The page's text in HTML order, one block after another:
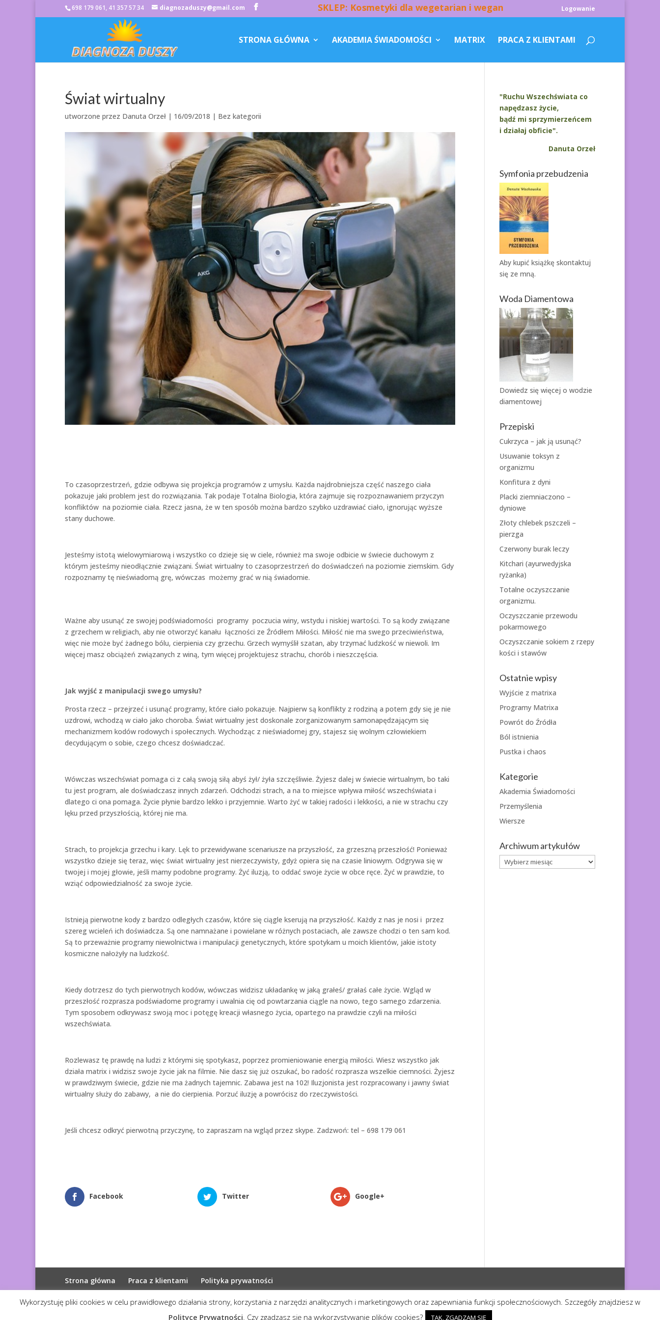
698 179 061, 41 357 57 34 diagnozaduszy@gmail.com SKLEP: Kosmetyki dla wegetarian i wegan Logowanie
STRONA GŁÓWNA AKADEMIA ŚWIADOMOŚCI MATRIX PRACA Z KLIENTAMI
Świat wirtualny
utworzone przez Danuta Orzeł | 16/09/2018 | Bez kategorii
To czasoprzestrzeń, gdzie odbywa się projekcja programów z umysłu. Każda najdrobniejsza część naszego ciała
pokazuje jaki problem jest do rozwiązania. Tak podaje Totalna Biologia, która zajmuje się rozpoznawaniem przyczyn
konfliktów na poziomie ciała. Rzecz jasna, że w ten sposób można bardzo szybko uzdrawiać ciało, ignorując wyższe
stany duchowe.
Jesteśmy istotą wielowymiarową i wszystko co dzieje się w ciele, również ma swoje odbicie w świecie duchowym z
którym jesteśmy nieodłącznie związani. Świat wirtualny to czasoprzestrzeń do doświadczeń na poziomie ziemskim. Gdy
rozpoznamy tę nieświadomą grę, wówczas możemy grać w nią świadomie.
Ważne aby usunąć ze swojej podświadomości programy poczucia winy, wstydu i niskiej wartości. To są kody związane
z grzechem w religiach, aby nie otworzyć kanału łączności ze Źródłem Miłości. Miłość nie ma swego przeciwieństwa,
więc nie może być żadnego bólu, cierpienia czy grzechu. Grzech wymyślił szatan, aby trzymać ludzkość w niewoli. Im
więcej masz obciążeń związanych z winą, tym więcej projektujesz strachu, chorób i nieszczęścia.
Jak wyjść z manipulacji swego umysłu?
Prosta rzecz – przejrzeć i usunąć programy, które ciało pokazuje. Najpierw są konflikty z rodziną a potem gdy się je nie
uzdrowi, wchodzą w ciało jako choroba. Świat wirtualny jest doskonale zorganizowanym samonapędzającym się
mechanizmem kodów rodowych i społecznych. Wychodząc z nieświadomej gry, stajesz się wolnym człowiekiem
decydującym o sobie, czego chcesz doświadczać.
Wówczas wszechświat pomaga ci z całą swoją siłą abyś żył/ żyła szczęśliwie. Żyjesz dalej w świecie wirtualnym, bo taki
tu jest program, ale doświadczasz innych zdarzeń. Odchodzi strach, a na to miejsce wpływa miłość wszechświata i
dlatego ci ona pomaga. Życie płynie bardzo lekko i przyjemnie. Warto żyć w takiej radości i lekkości, a nie w strachu czy
lęku przed przyszłością, której nie ma.
Strach, to projekcja grzechu i kary. Lęk to przewidywane scenariusze na przyszłość, za grzeszną przeszłość! Ponieważ
wszystko dzieje się teraz, więc świat wirtualny jest nierzeczywisty, gdyż opiera się na czasie liniowym. Odgrywa się w
twojej i mojej głowie, jeśli mamy podobne programy. Żyć iluzją, to oddać swoje życie w obce ręce. Żyć w prawdzie, to
wziąć odpowiedzialność za swoje życie.
Istnieją pierwotne kody z bardzo odległych czasów, które się ciągle kserują na przyszłość. Każdy z nas je nosi i przez
szereg wcieleń ich doświadcza. Są one namnażane i powielane w różnych postaciach, ale zawsze chodzi o ten sam kod.
Są to przeważnie programy niewolnictwa i manipulacji genetycznych, które spotykam u moich klientów, jakie istoty
kosmiczne nałożyły na ludzkość.
Kiedy dotrzesz do tych pierwotnych kodów, wówczas widzisz układankę w jaką grałeś/ grałaś całe życie. Wgląd w
przeszłość rozprasza podświadome programy i uwalnia cię od powtarzania ciągle na nowo, tego samego zdarzenia.
Tym sposobem odkrywasz swoją moc i potęgę kreacji własnego życia, opartego na prawdzie czyli na miłości
wszechświata.
Rozlewasz tę prawdę na ludzi z którymi się spotykasz, poprzez promieniowanie energią miłości. Wiesz wszystko jak
działa matrix i widzisz swoje życie jak na filmie. Nie dasz się już oszukać, bo radość rozprasza wszelkie ciemności. Żyjesz
w prawdziwym świecie, gdzie nie ma żadnych tajemnic. Zabawa jest na 102! Iluzjonista jest rozpracowany i jawny świat
wirtualny służy do zabawy, a nie do cierpienia. Porzuć iluzję a powrócisz do rzeczywistości.
Jeśli chcesz odkryć pierwotną przyczynę, to zapraszam na wgląd przez skype. Zadzwoń: tel – 698 179 061
Facebook Twitter Google+
"Ruchu Wszechświata co
napędzasz życie,
bądź mi sprzymierzeńcem
i działaj obficie".
Danuta Orzeł
Symfonia przebudzenia
Aby kupić książkę skontaktuj
się ze mną.
Woda Diamentowa
Dowiedz się więcej o wodzie
diamentowej
Przepiski
Cukrzyca – jak ją usunąć?
Usuwanie toksyn z
organizmu
Konfitura z dyni
Placki ziemniaczono –
dyniowe
Złoty chlebek pszczeli –
pierzga
Czerwony burak leczy
Kitchari (ayurwedyjska
ryżanka)
Totalne oczyszczanie
organizmu.
Oczyszczanie przewodu
pokarmowego
Oczyszczanie sokiem z rzepy
kości i stawów
Ostatnie wpisy
Wyjście z matrixa
Programy Matrixa
Powrót do Źródła
Ból istnienia
Pustka i chaos
Kategorie
Akademia Świadomości
Przemyślenia
Wiersze
Archiwum artykułów
Archiwum
artykułów
Strona główna Praca z klientami Polityka prywatności
© 2026Diagnoza Duszy| Kopiowanie zabronione
Serwis4U - Narzędzia dla eMarketera
Wykorzystuję pliki cookies w celu prawidłowego działania strony, korzystania z narzędzi analitycznych i marketingowych oraz zapewniania funkcji społecznościowych. Szczegóły znajdziesz w
Polityce Prywatności. Czy zgadzasz się na wykorzystywanie plików cookies? TAK, ZGADZAM SIĘ